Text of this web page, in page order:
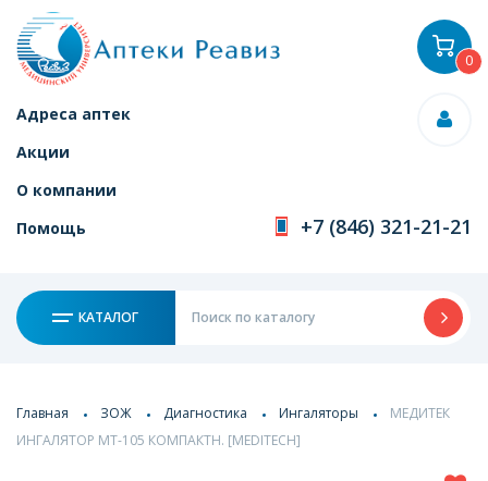
Адреса аптек
Акции
О компании
Помощь
+7 (846) 321-21-21
КАТАЛОГ
0
Главная ЗОЖ Диагностика Ингаляторы
МЕДИТЕК
ИНГАЛЯТОР МТ-105 КОМПАКТН. [MEDITECH]